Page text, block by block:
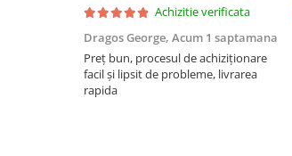
Gundam TCG
Puzzle 1000 piese
Accesorii pentru puzzle
Achizitie verificata
Dragos George, Acum 1 saptamana
Preț bun, procesul de achiziționare
facil și lipsit de probleme, livrarea
rapida